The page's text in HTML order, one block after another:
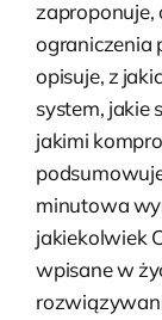
zaproponuje,
ograniczenia
opisuje, z
system, jakie
jakimi
minutowa
jakiekolwiek
wpisane w